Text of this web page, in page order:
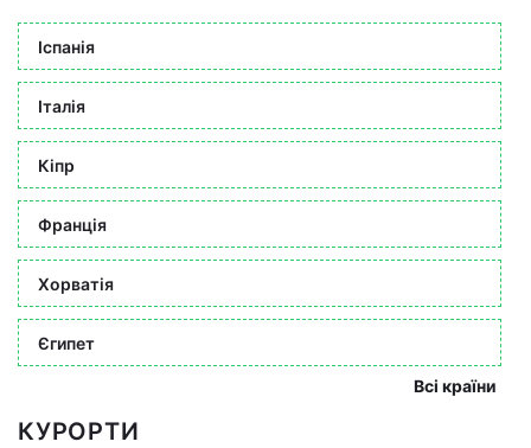
Іспанія
Італія
Кіпр
Франція
Хорватія
Єгипет
Всі країни
КУРОРТИ